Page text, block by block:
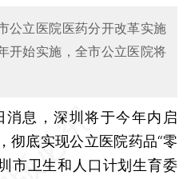
公立医院医药分开改革实施
开始实施，全市公立医院将
息，深圳将于今年内启
彻底实现公立医院药品“零
市卫生和人口计划生育委